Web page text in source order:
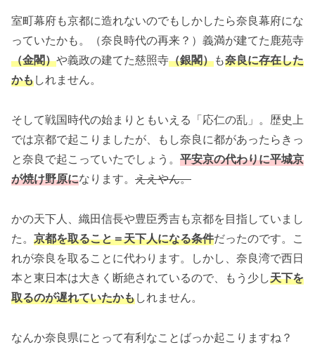
室町幕府も京都に造れないのでもしかしたら奈良幕府にな
っていたかも。（奈良時代の再来？）義満が建てた鹿苑寺
（金閣）や義政の建てた慈照寺（銀閣）も奈良に存在した
かもしれません。
そして戦国時代の始まりともいえる「応仁の乱」。歴史上
では京都で起こりましたが、もし奈良に都があったらきっ
と奈良で起こっていたでしょう。 平安京の代わりに平城京
が焼け野原になります。 ええやん。
かの天下人、織田信長や豊臣秀吉も京都を目指していまし
た。 京都を取ること＝天下人になる条件だったのです。こ
れが奈良を取ることに代わります。しかし、奈良湾で西日
本と東日本は大きく断絶されているので、もう少し天下を
取るのが遅れていたかもしれません。
なんか奈良県にとって有利なことばっか起こりますね？